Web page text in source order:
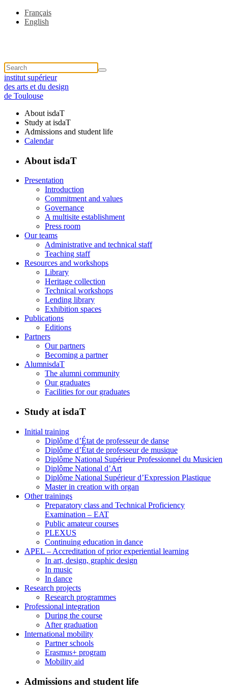
Français
English
institut supérieur
des arts et du design
de Toulouse
About isdaT
Study at isdaT
Admissions and student life
Calendar
About isdaT
Presentation
Introduction
Commitment and values
Governance
A multisite establishment
Press room
Our teams
Administrative and technical staff
Teaching staff
Resources and workshops
Library
Heritage collection
Technical workshops
Lending library
Exhibition spaces
Publications
Editions
Partners
Our partners
Becoming a partner
AlumnisdaT
The alumni community
Our graduates
Facilities for our graduates
Study at isdaT
Initial training
Diplôme d’État de professeur de danse
Diplôme d’État de professeur de musique
Diplôme National Supérieur Professionnel du Musicien
Diplôme National d’Art
Diplôme National Supérieur d’Expression Plastique
Master in creation with organ
Other trainings
Preparatory class and Technical Proficiency
Examination – EAT
Public amateur courses
PLEXUS
Continuing education in dance
APEL – Accreditation of prior experiential learning
In art, design, graphic design
In music
In dance
Research projects
Research programmes
Professional integration
During the course
After graduation
International mobility
Partner schools
Erasmus+ program
Mobility aid
Admissions and student life